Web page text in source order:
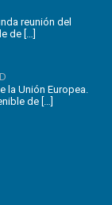
reunión del
de […]
la Unión Europea.
de […]